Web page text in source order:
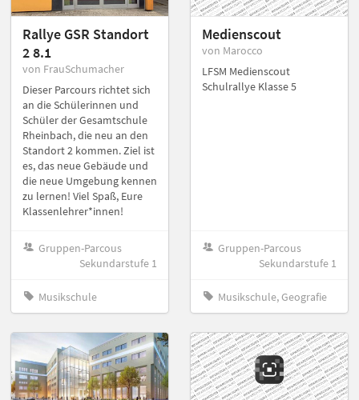
Rallye GSR Standort
2 8.1
von FrauSchumacher
Dieser Parcours richtet sich
an die Schülerinnen und
Schüler der Gesamtschule
Rheinbach, die neu an den
Standort 2 kommen. Ziel ist
es, das neue Gebäude und
die neue Umgebung kennen
zu lernen! Viel Spaß, Eure
Klassenlehrer*innen!
Gruppen-Parcous
Sekundarstufe 1
Musikschule
Medienscout
von Marocco
LFSM Medienscout
Schulrallye Klasse 5
Gruppen-Parcous
Sekundarstufe 1
Musikschule, Geografie